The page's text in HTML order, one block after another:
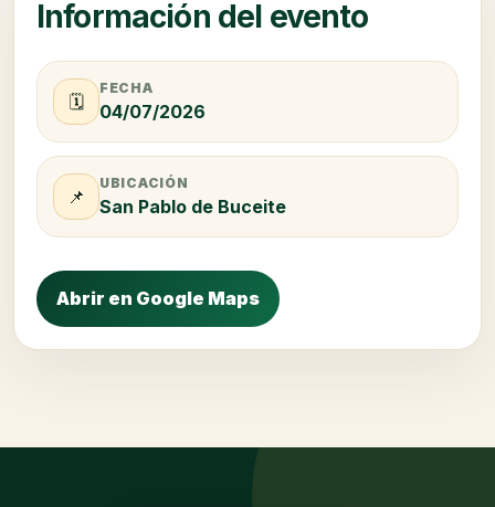
Información del evento
🗓️
FECHA
04/07/2026
📌
UBICACIÓN
San Pablo de Buceite
Abrir en Google Maps